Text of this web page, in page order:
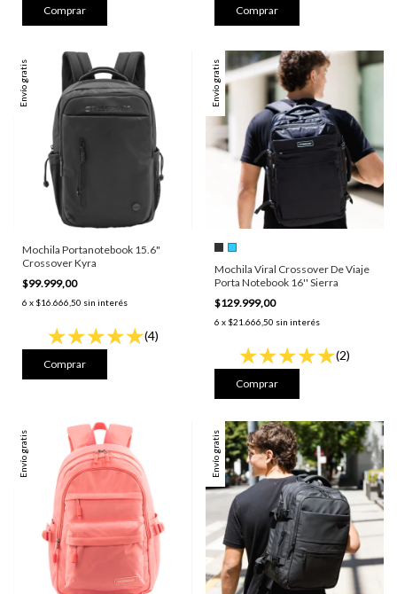
Envío gratis
Mochila Portanotebook 15.6"
Crossover Kyra
$99.999,00
6 x $16.666,50 sin interés
(4)
Envío gratis
Mochila Viral Crossover De Viaje
Porta Notebook 16'' Sierra
$129.999,00
6 x $21.666,50 sin interés
(2)
Comprar
Envío gratis Envío gratis